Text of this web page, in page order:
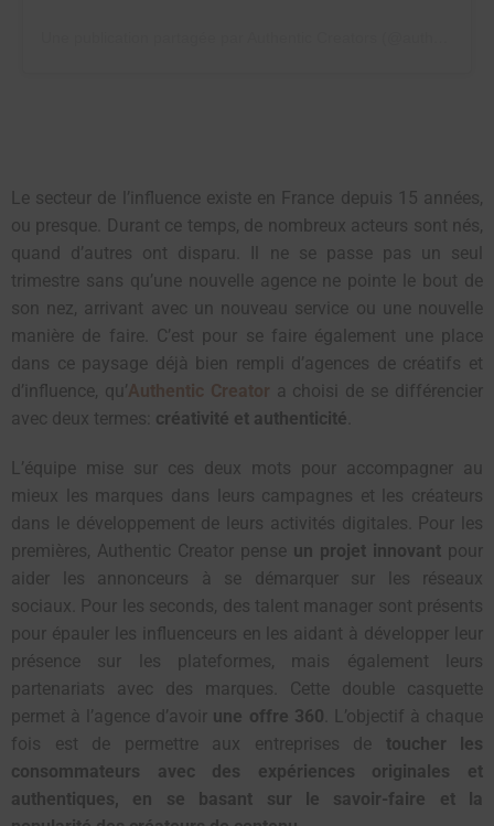
Le secteur de l’influence existe en France depuis 15 années,
ou presque. Durant ce temps, de nombreux acteurs sont nés,
quand d’autres ont disparu. Il ne se passe pas un seul
trimestre sans qu’une nouvelle agence ne pointe le bout de
son nez, arrivant avec un nouveau service ou une nouvelle
manière de faire. C’est pour se faire également une place
dans ce paysage déjà bien rempli d’agences de créatifs et
d’influence, qu’Authentic Creator a choisi de se différencier
avec deux termes: créativité et authenticité
L’équipe mise sur ces deux mots pour accompagner au
mieux les marques dans leurs campagnes et les créateurs
dans le développement de leurs activités digitales. Pour les
premières, Authentic Creator pense un projet innovant pour
aider les annonceurs à se démarquer sur les réseaux
sociaux. Pour les seconds, des talent manager sont présents
pour épauler les influenceurs en les aidant à développer leur
présence sur les plateformes, mais également leurs
partenariats avec des marques. Cette double casquette
permet à l’agence d’avoir une offre 360 . L’objectif à chaque
fois est de permettre aux entreprises de toucher les
consommateurs avec des expériences originales et
authentiques, en se basant sur le savoir-faire et la